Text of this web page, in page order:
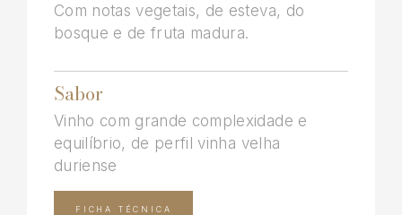
Com notas vegetais, de esteva, do
bosque e de fruta madura.
Sabor
Vinho com grande complexidade e
equilíbrio, de perfil vinha velha
duriense
FICHA TÉCNICA